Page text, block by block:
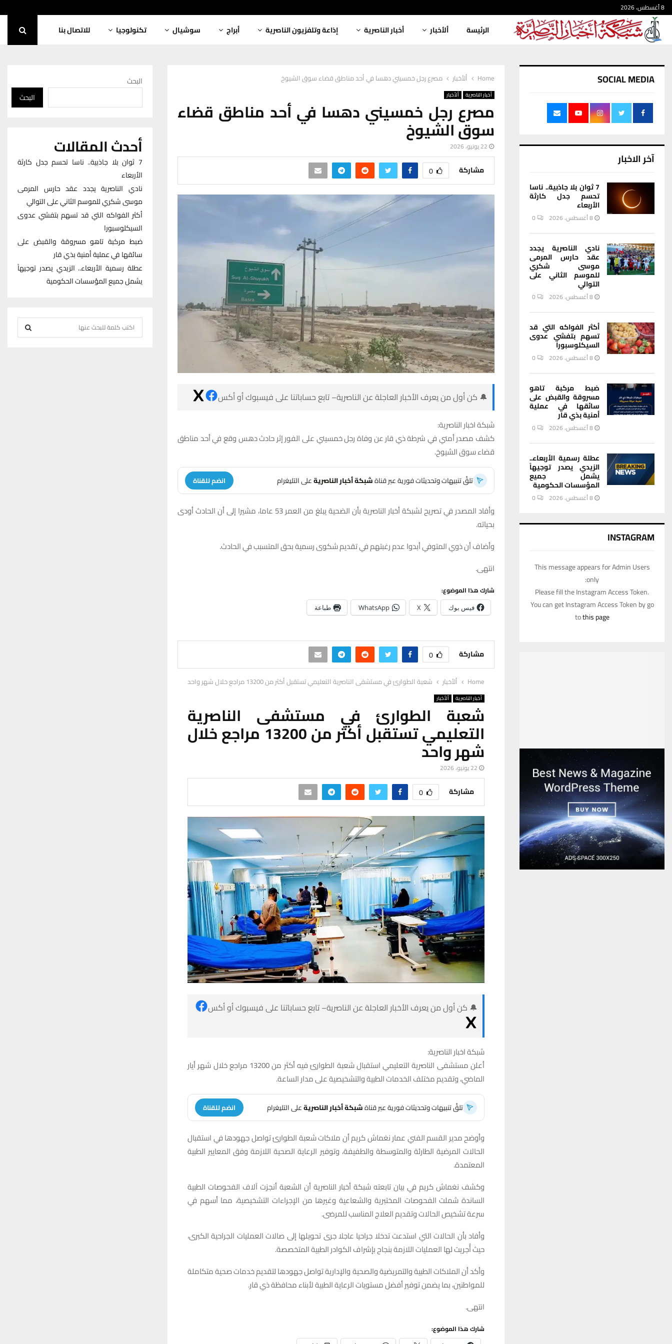
8 أغسطس، 2026
الرئيسة ألأخبار أخبار الناصرية إذاعة وتلفزيون الناصرية أبراج سوشيال تكنولوجيا للاتصال بنا
Home ألأخبار مصرع رجل خمسيني دهسا في أحد مناطق قضاء سوق الشيوخ
أخبار الناصرية ألأخبار
مصرع رجل خمسيني دهسا في أحد مناطق قضاء
سوق الشيوخ
22 يونيو، 2026
مشاركة 0
🔔 كن أول من يعرف الأخبار العاجلة عن الناصرية– تابع حساباتنا على فيسبوك أو أكس
شبكة اخبار الناصرية:
كشف مصدر أمني في شرطة ذي قار عن وفاة رجل خمسيني على الفور إثر حادث دهس وقع في أحد مناطق
قضاء سوق الشيوخ.
تلقَّ تنبيهات وتحديثات فورية عبر قناةشبكة أخبار الناصريةعلى التليغرام انضم للقناة
وأفاد المصدر في تصريح لشبكة أخبار الناصرية بأن الضحية يبلغ من العمر 53 عاما، مشيرا إلى أن الحادث أودى
بحياته.
وأضاف أن ذوي المتوفي أبدوا عدم رغبتهم في تقديم شكوى رسمية بحق المتسبب في الحادث.
انتهى.
شارك هذا الموضوع:
فيس بوك X
WhatsApp طباعة
مشاركة 0
Home ألأخبار شعبة الطوارئ في مستشفى الناصرية التعليمي تستقبل أكثر من 13200 مراجع خلال شهر واحد
أخبار الناصرية ألأخبار
شعبة الطوارئ في مستشفى الناصرية
التعليمي تستقبل أكثر من 13200 مراجع خلال
شهر واحد
22 يونيو، 2026
مشاركة 0
🔔 كن أول من يعرف الأخبار العاجلة عن الناصرية– تابع حساباتنا على فيسبوك أو أكس
شبكة اخبار الناصرية:
أعلن مستشفى الناصرية التعليمي استقبال شعبة الطوارئ فيه أكثر من 13200 مراجع خلال شهر أيار
الماضي، وتقديم مختلف الخدمات الطبية والتشخيصية على مدار الساعة.
تلقَّ تنبيهات وتحديثات فورية عبر قناةشبكة أخبار الناصريةعلى التليغرام انضم للقناة
وأوضح مدير القسم الفني عمار نغماش كريم أن ملاكات شعبة الطوارئ تواصل جهودها في استقبال
الحالات المرضية الطارئة والمتوسطة والطفيفة، وتوفير الرعاية الصحية اللازمة وفق المعايير الطبية
المعتمدة.
وكشف نغماش كريم في بيان تابعته شبكة أخبار الناصرية أن الشعبة أنجزت آلاف الفحوصات الطبية
الساندة شملت الفحوصات المختبرية والشعاعية وغيرها من الإجراءات التشخيصية، مما أسهم في
سرعة تشخيص الحالات وتقديم العلاج المناسب للمرضى.
وأفاد بأن الحالات التي استدعت تدخلا جراحيا عاجلا جرى تحويلها إلى صالات العمليات الجراحية الكبرى،
حيث أُجريت لها العمليات اللازمة بنجاح بإشراف الكوادر الطبية المتخصصة.
وأكد أن الملاكات الطبية والتمريضية والصحية والإدارية تواصل جهودها لتقديم خدمات صحية متكاملة
للمواطنين، بما يضمن توفير أفضل مستويات الرعاية الطبية لأبناء محافظة ذي قار.
انتهى.
شارك هذا الموضوع:
SOCIAL MEDIA
آخر الاخبار
7 ثوان بلا جاذبية.. ناسا
تحسم جدل كارثة
الأربعاء
8 أغسطس، 2026 0
نادي الناصرية يجدد
عقد حارس المرمى
موسى شكري
للموسم الثاني على
التوالي
8 أغسطس، 2026 0
أكثر الفواكه التي قد
تسهم بتفشي عدوى
السيكلوسبورا
8 أغسطس، 2026 0
ضبط مركبة تاهو
مسروقة والقبض على
سائقها في عملية
أمنية بذي قار
8 أغسطس، 2026 0
عطلة رسمية الأربعاء..
الزيدي يصدر توجيهاً
يشمل جميع
المؤسسات الحكومية
8 أغسطس، 2026 0
INSTAGRAM
This message appears for Admin Users
only:
Please fill the Instagram Access Token.
You can get Instagram Access Token by go
tothis page
البحث
البحث
أحدث المقالات
7 ثوان بلا جاذبية.. ناسا تحسم جدل كارثة
الأربعاء
نادي الناصرية يجدد عقد حارس المرمى
موسى شكري للموسم الثاني على التوالي
أكثر الفواكه التي قد تسهم بتفشي عدوى
السيكلوسبورا
ضبط مركبة تاهو مسروقة والقبض على
سائقها في عملية أمنية بذي قار
عطلة رسمية الأربعاء.. الزيدي يصدر توجيهاً
يشمل جميع المؤسسات الحكومية
e